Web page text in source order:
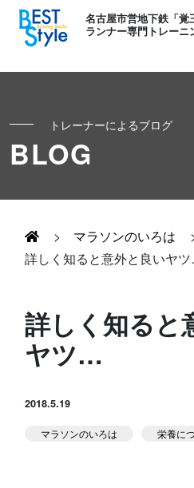
名古屋市営地下鉄「覚
ランナー専門トレーニ
初めての方へ
お客様の声
足育
Runner's パーソナル
Runner's ピラティス
キッズ・かけっこ
お知らせ
NEWS
トレーナーによるブログ
BLOG
> マラソンのいろは
詳しく知ると意外と良いヤ
詳しく知ると
ヤツ…
2018.5.19
マラソンのいろは 栄養に